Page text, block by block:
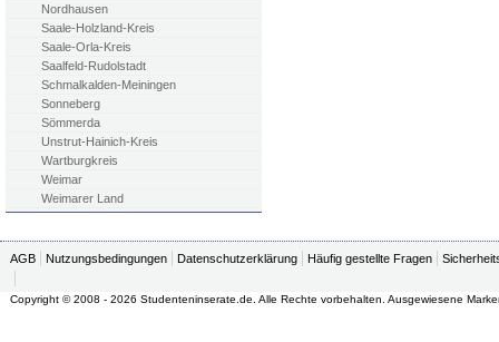
Nordhausen
Saale-Holzland-Kreis
Saale-Orla-Kreis
Saalfeld-Rudolstadt
Schmalkalden-Meiningen
Sonneberg
Sömmerda
Unstrut-Hainich-Kreis
Wartburgkreis
Weimar
Weimarer Land
AGB Nutzungsbedingungen Datenschutzerklärung Häufig gestellte Fragen
Copyright © 2008 - 2026 Studenteninserate.de. Alle Rechte vorbehalten. Ausgewiesene